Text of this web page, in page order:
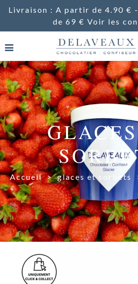
Livraison : A partir de 4.90 €
de 69 € Voir les
Accueil > glaces et sorbets